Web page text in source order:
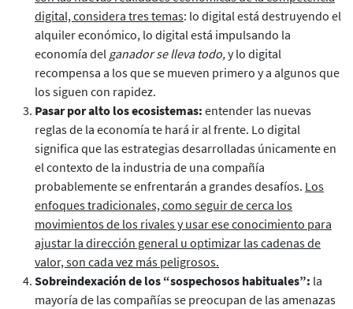
digital, considera tres temas: lo digital está destruyendo el
alquiler económico, lo digital está impulsando la
economía del ganador se lleva todo,y lo digital
recompensa a los que se mueven primero y a algunos que
los siguen con rapidez.
Pasar por alto los ecosistemas: entender las nuevas
reglas de la economía te hará ir al frente. Lo digital
significa que las estrategias desarrolladas únicamente en
el contexto de la industria de una compañía
probablemente se enfrentarán a grandes desafíos. Los
enfoques tradicionales, como seguir de cerca los
movimientos de los rivales y usar ese conocimiento para
ajustar la dirección general u optimizar las cadenas de
valor, son cada vez más peligrosos.
Sobreindexación de los “sospechosos habituales”: la
mayoría de las compañías se preocupan de las amenazas